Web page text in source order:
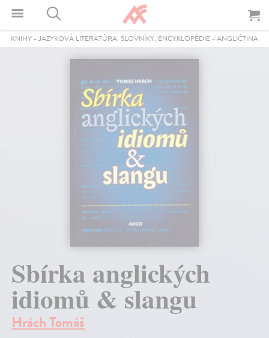
KNIHY - JAZYKOVÁ LITERATÚRA, SLOVNÍKY, ENCYKLOPÉDIE - ANGLIČTINA
Sbírka anglických
idiomů & slangu
Hrách Tomáš